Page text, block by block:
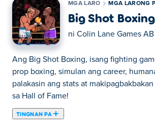
MGA LARO MGA LARONG
Big Shot Boxing
ni Colin Lane Games AB
Ang Big Shot Boxing, isang fighting
prop boxing, simulan ang career,
palakasin ang stats at
sa Hall of Fame!
TINGNAN PA